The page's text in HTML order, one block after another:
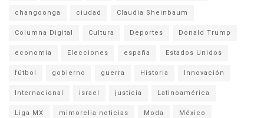
changoonga ciudad Claudia Sheinbaum
Columna Digital Cultura Deportes Donald Trump
economia Elecciones españa Estados Unidos
fútbol gobierno guerra Historia Innovación
Internacional israel justicia Latinoamérica
Liga MX mimorelia noticias Moda México